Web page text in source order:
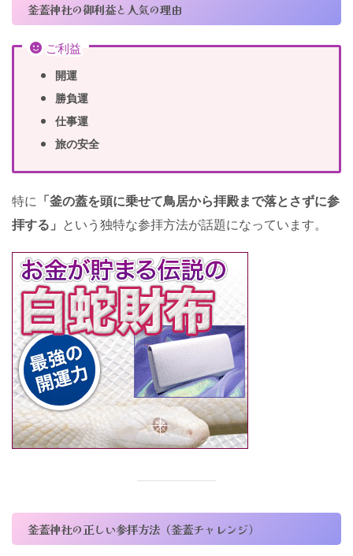
釜蓋神社の御利益と人気の理由
ご利益
開運
勝負運
仕事運
旅の安全
特に 「釜の蓋を頭に乗せて鳥居から拝殿まで落とさずに参
拝する」 という独特な参拝方法が話題になっています。
釜蓋神社の正しい参拝方法（釜蓋チャレンジ）